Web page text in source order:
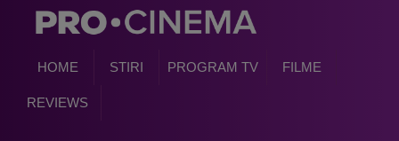
HOME STIRI PROGRAM TV FILME
REVIEWS